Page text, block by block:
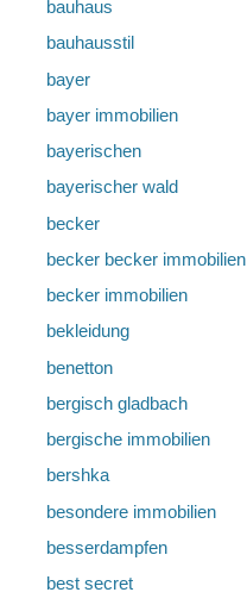
bauhaus
bauhausstil
bayer
bayer immobilien
bayerischen
bayerischer wald
becker
becker becker immobilien
becker immobilien
bekleidung
benetton
bergisch gladbach
bergische immobilien
bershka
besondere immobilien
besserdampfen
best secret